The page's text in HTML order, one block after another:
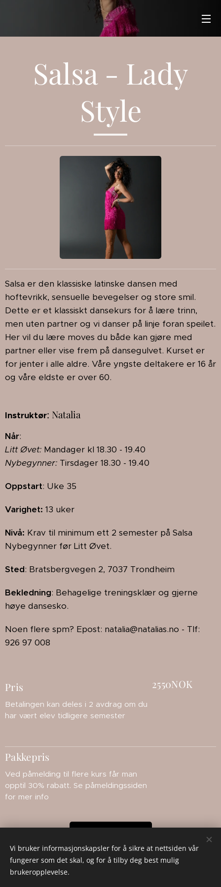
Salsa - Lady
Style
Salsa er den klassiske latinske dansen med
hoftevrikk, sensuelle bevegelser og store smil.
Dette er et klassiskt dansekurs for å lære trinn,
men uten partner og vi danser på linje foran speilet.
Her vil du lære moves du både kan gjøre med
partner eller vise frem på dansegulvet. Kurset er
for jenter i alle aldre. Våre yngste deltakere er 16 år
og våre eldste er over 60.
Instruktør: Natalia
Når:
Litt Øvet: Mandager kl 18.30 - 19.40
Nybegynner: Tirsdager 18.30 - 19.40
Oppstart: Uke 35
Varighet: 13 uker
Nivå: Krav til minimum ett 2 semester på Salsa
Nybegynner før Litt Øvet.
Sted: Bratsbergvegen 2, 7037 Trondheim
Bekledning: Behagelige treningsklær og gjerne
høye dansesko.
Noen flere spm? Epost: natalia@natalias.no - Tlf:
926 97 008
Pris
Betalingen kan deles i 2 avdrag om du
har vært elev tidligere semester
2550NOK
Pakkepris
Ved påmelding til flere kurs får man
opptil 30% rabatt. Se påmeldingssiden
for mer info
Vi bruker informasjonskapsler for å sikre at nettsiden vår
fungerer som det skal, og for å tilby deg best mulig
brukeropplevelse.